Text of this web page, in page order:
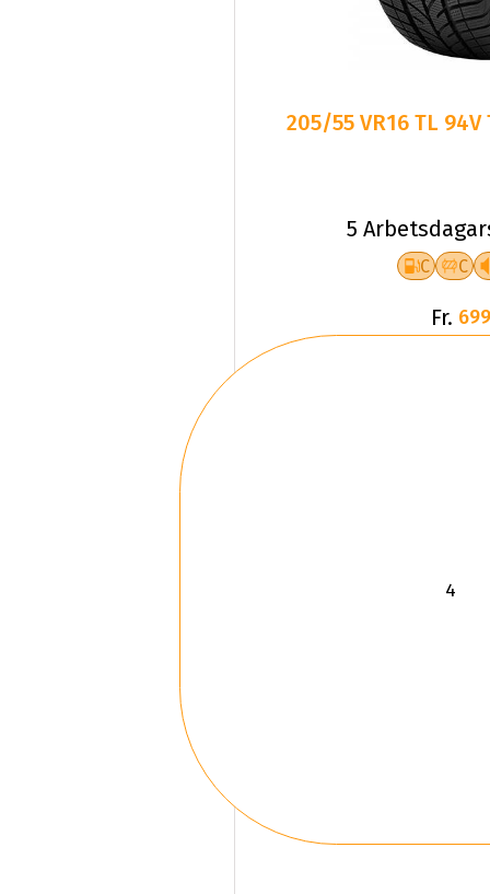
205/55 VR16 TL 94V
5
C C
Fr.